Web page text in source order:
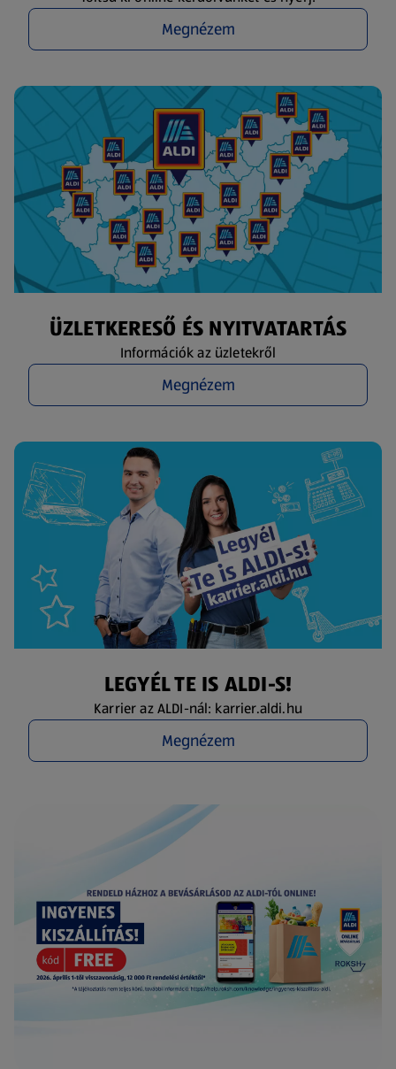
Megnézem
ÜZLETKERESŐ ÉS NYITVATARTÁS
Információk az üzletekről
Megnézem
LEGYÉL TE IS ALDI-S!
Karrier az ALDI-nál: karrier.aldi.hu
Megnézem